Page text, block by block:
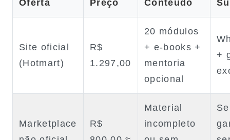
Oferta Preço Conteúdo
Site oficial
(Hotmart)
R$
1.297,00
20 módulos
+ e‑books +
mentoria
opcional
+
Marketplace
R$
Material
incompleto